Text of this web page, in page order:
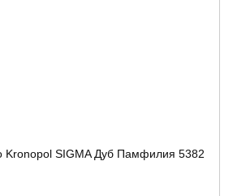
Kronopol SIGMA Дуб Памфилия 5382